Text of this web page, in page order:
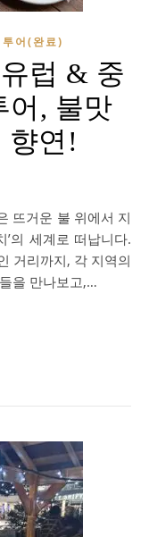
어(완료)
럽 & 중
어, 불맛
향연!
’의 세계로 떠납니다.
거리까지, 각 지역의
을 만나보고,…